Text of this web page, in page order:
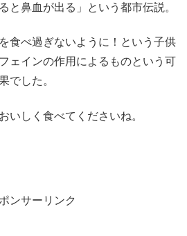
と鼻血が出る」という都市伝説。
食べ過ぎないように！という子供
ェインの作用によるものという可
でした。
いしく食べてくださいね。
ンサーリンク